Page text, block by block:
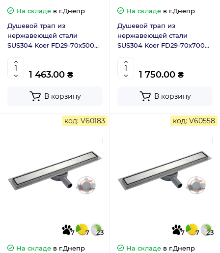
На складе в г.Днепр
Душевой трап из
нержавеющей стали
SUS304 Koer FD29-70x500
1 463.00 ₴
В корзину
На складе в г.Днепр
Душевой трап из
нержавеющей стали
SUS304 Koer FD29-70x700
1 750.00 ₴
В корзину
код: V60183
7 7
23
На складе в г.Днепр
код: V60558
7 7
23
На складе в г.Днепр